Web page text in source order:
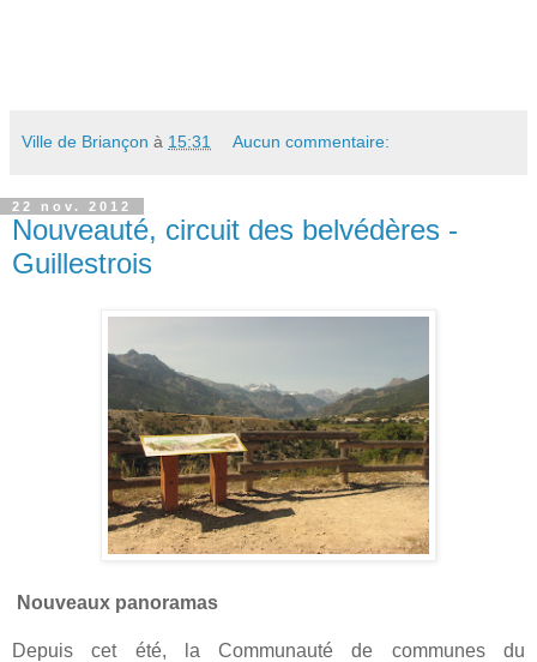
Ville de Briançon à 15:31 Aucun commentaire:
22 nov. 2012
Nouveauté, circuit des belvédères -
Guillestrois
Nouveaux panoramas
Depuis cet été, la Communauté de communes du